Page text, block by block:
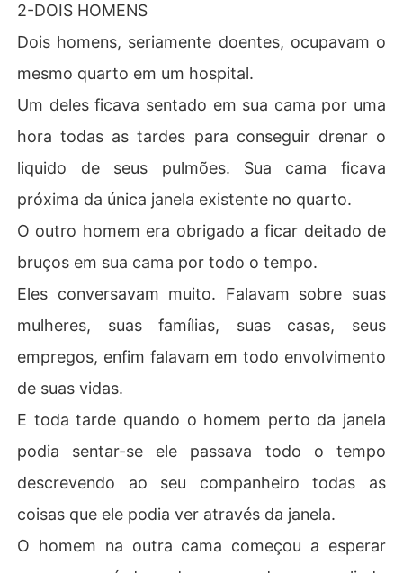
2-DOIS HOMENS
Dois homens, seriamente doentes, ocupavam o
mesmo quarto em um hospital.
Um deles ficava sentado em sua cama por uma
hora todas as tardes para conseguir drenar o
liquido de seus pulmões. Sua cama ficava
próxima da única janela existente no quarto.
O outro homem era obrigado a ficar deitado de
bruços em sua cama por todo o tempo.
Eles conversavam muito. Falavam sobre suas
mulheres, suas famílias, suas casas, seus
empregos, enfim falavam em todo envolvimento
de suas vidas.
E toda tarde quando o homem perto da janela
podia sentar-se ele passava todo o tempo
descrevendo ao seu companheiro todas as
coisas que ele podia ver através da janela.
O homem na outra cama começou a esperar